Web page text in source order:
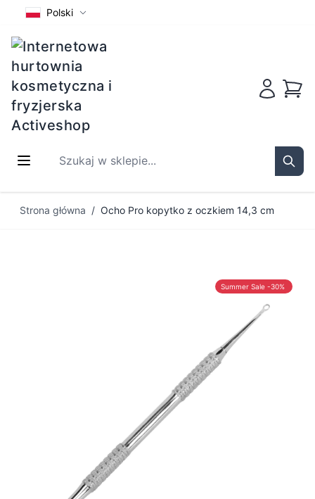
Polski
Szukaj w sklepie...
Strona główna / Ocho Pro kopytko z oczkiem 14,3 cm
Summer Sale -30%